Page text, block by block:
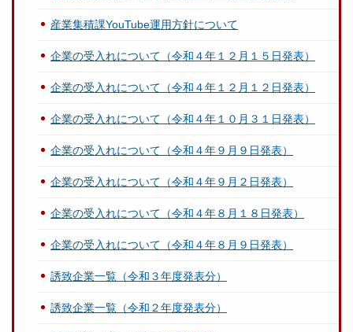
産業集積課YouTube運用方針について
企業の受入れについて（令和４年１２月１５日発表）
企業の受入れについて（令和４年１２月１２日発表）
企業の受入れについて（令和４年１０月３１日発表）
企業の受入れについて（令和４年９月９日発表）
企業の受入れについて（令和４年９月２日発表）
企業の受入れについて（令和４年８月１８日発表）
企業の受入れについて（令和４年８月９日発表）
誘致企業一覧（令和３年度発表分）
誘致企業一覧（令和２年度発表分）